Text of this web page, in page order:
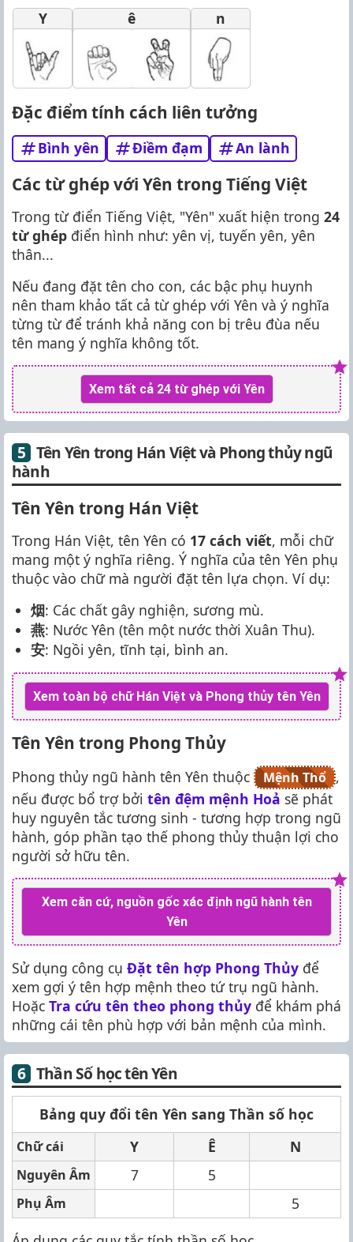
Y ê n
Đặc điểm tính cách liên tưởng
Bình yên Điềm đạm An lành
Các từ ghép với Yên trong Tiếng Việt
Trong từ điển Tiếng Việt, "Yên" xuất hiện trong 24
từ ghép điển hình như: yên vị, tuyến yên, yên
thân...
Nếu đang đặt tên cho con, các bậc phụ huynh
nên tham khảo tất cả từ ghép với Yên và ý nghĩa
từng từ để tránh khả năng con bị trêu đùa nếu
tên mang ý nghĩa không tốt.
Xem tất cả 24 từ ghép với Yên
Tên Yên trong Hán Việt và Phong thủy ngũ
hành
Tên Yên trong Hán Việt
Trong Hán Việt, tên Yên có 17 cách viết, mỗi chữ
mang một ý nghĩa riêng. Ý nghĩa của tên Yên phụ
thuộc vào chữ mà người đặt tên lựa chọn. Ví dụ:
烟: Các chất gây nghiện, sương mù.
燕: Nước Yên (tên một nước thời Xuân Thu).
安: Ngồi yên, tĩnh tại, bình an.
Xem toàn bộ chữ Hán Việt và Phong thủy tên Yên
Tên Yên trong Phong Thủy
Phong thủy ngũ hành tên Yên thuộc Mệnh Thổ ,
nếu được bổ trợ bởi tên đệm mệnh Hoả sẽ phát
huy nguyên tắc tương sinh - tương hợp trong ngũ
hành, góp phần tạo thế phong thủy thuận lợi cho
người sở hữu tên.
Xem căn cứ, nguồn gốc xác định ngũ hành tên
Yên
Sử dụng công cụ Đặt tên hợp Phong Thủy để
xem gợi ý tên hợp mệnh theo tứ trụ ngũ hành.
Hoặc Tra cứu tên theo phong thủy để khám phá
những cái tên phù hợp với bản mệnh của mình.
Thần Số học tên Yên
Bảng quy đổi tên Yên sang Thần số học
Chữ cái Y Ê N
Nguyên Âm 7 5
Phụ Âm
5